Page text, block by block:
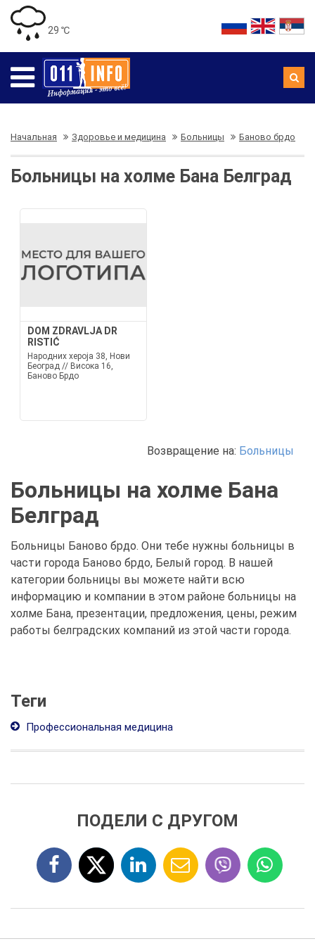
29 ℃
Начальная Здоровье и медицина Больницы Баново брдо
Больницы на холме Бана Белград
DOM ZDRAVLJA DR
RISTIĆ
Народних хероја 38, Нови
Београд // Висока 16,
Баново Брдо
Возвращение на: Больницы
Больницы на холме Бана
Белград
Больницы Баново брдо. Они тебе нужны больницы в
части города Баново брдо, Белый город. В нашей
категории больницы вы можете найти всю
информацию и компании в этом районе больницы на
холме Бана, презентации, предложения, цены, режим
работы белградских компаний из этой части города.
Теги
Профессиональная медицина
ПОДЕЛИ С ДРУГОМ